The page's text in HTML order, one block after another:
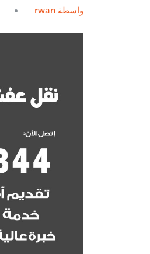
بواسطة rwan